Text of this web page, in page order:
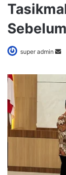
super admin
n
n
e
m
a
i